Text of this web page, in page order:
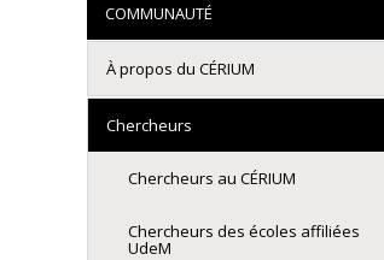
COMMUNAUTÉ
À propos du CÉRIUM
Chercheurs
Chercheurs au CÉRIUM
Chercheurs des écoles affiliées
UdeM